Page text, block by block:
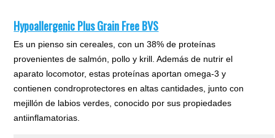
Hypoallergenic Plus Grain Free BVS
Es un pienso sin cereales, con un 38% de proteínas
provenientes de salmón, pollo y krill. Además de nutrir el
aparato locomotor, estas proteínas aportan omega-3 y
contienen condroprotectores en altas cantidades, junto con
mejillón de labios verdes, conocido por sus propiedades
antiinflamatorias.